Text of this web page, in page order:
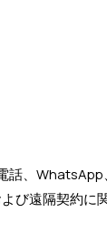
話、
遠隔契約に